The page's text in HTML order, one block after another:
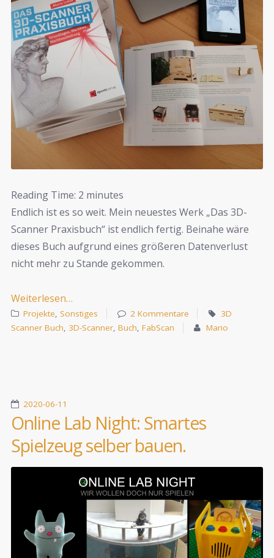
Reading Time: 2 minutes
Endlich ist es so weit. Mein neuestes Werk „Das 3D-
Scanner Praxisbuch“ ist endlich fertig. Beinahe wäre
dieses Buch aufgrund eines größeren Datenverlust
nicht mehr zu Stande gekommen.
Weiterlesen…
Projekte Sonstiges 2 Kommentare
3D
Scanner Buch 3D-Scanner Buch FabScan Mario
2020-06-11
Online Lab Night: Smartes
Spielzeug selber bauen.